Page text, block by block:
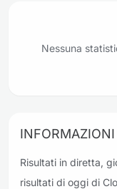
Nessuna
Risultati in diretta,
risultati di oggi di